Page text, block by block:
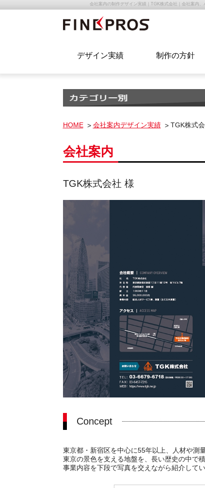
会社案内の制作デザイン実績｜TGK株式会社｜会社案内
デザイン実績 制作の方針
HOME 会社案内デザイン実績 TGK株式
会社案内
TGK株式会社 様
Concept
東京都・新宿区を中心に55年以上、人材や測
東京の景色を支える地盤を、長い歴史の中で
事業内容を下段で写真を交えながら紹介してい